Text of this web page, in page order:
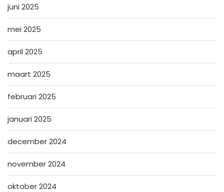
juni 2025
mei 2025
april 2025
maart 2025
februari 2025
januari 2025
december 2024
november 2024
oktober 2024